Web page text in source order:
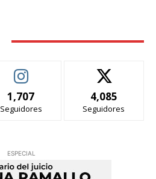
1,707
Seguidores
4,085
Seguidores
ESPECIAL